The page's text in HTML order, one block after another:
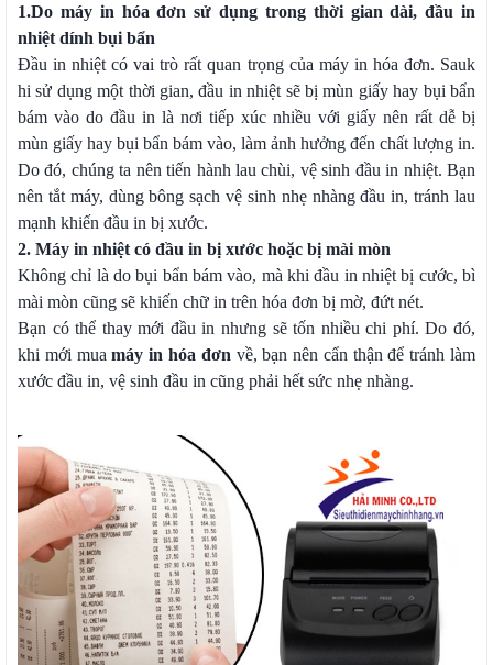
1.Do máy in hóa đơn sử dụng trong thời gian dài, đầu in
nhiệt dính bụi bẩn
Đầu in nhiệt có vai trò rất quan trọng của máy in hóa đơn. Sauk
hi sử dụng một thời gian, đầu in nhiệt sẽ bị mùn giấy hay bụi bẩn
bám vào do đầu in là nơi tiếp xúc nhiều với giấy nên rất dễ bị
mùn giấy hay bụi bẩn bám vào, làm ảnh hưởng đến chất lượng in.
Do đó, chúng ta nên tiến hành lau chùi, vệ sinh đầu in nhiệt. Bạn
nên tắt máy, dùng bông sạch vệ sinh nhẹ nhàng đầu in, tránh lau
mạnh khiến đầu in bị xước.
2. Máy in nhiệt có đầu in bị xước hoặc bị mài mòn
Không chỉ là do bụi bẩn bám vào, mà khi đầu in nhiệt bị cước, bì
mài mòn cũng sẽ khiến chữ in trên hóa đơn bị mờ, đứt nét.
Bạn có thể thay mới đầu in nhưng sẽ tốn nhiều chi phí. Do đó,
khi mới muamáy in hóa đơn về, bạn nên cẩn thận để tránh làm
xước đầu in, vệ sinh đầu in cũng phải hết sức nhẹ nhàng.